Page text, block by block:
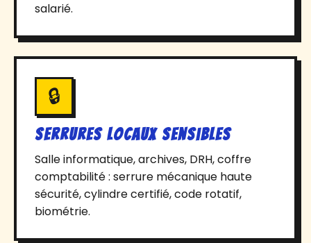
salarié.
🔒
Serrures locaux sensibles
Salle informatique, archives, DRH, coffre
comptabilité : serrure mécanique haute
sécurité, cylindre certifié, code rotatif,
biométrie.